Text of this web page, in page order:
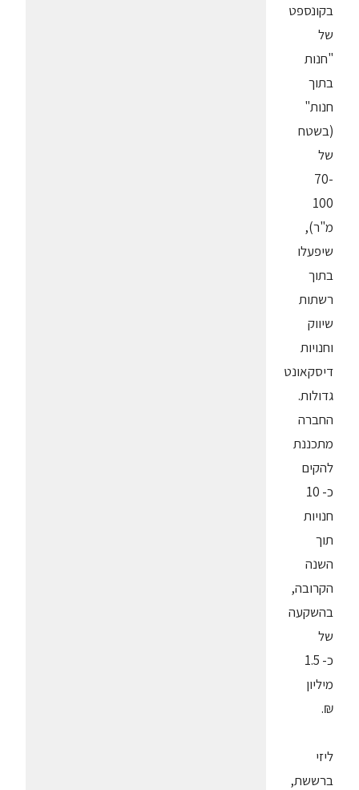
בקונספט
של
"חנות
בתוך
חנות"
(בשטח
של
70-
100
מ"ר),
שיפעלו
בתוך
רשתות
שיווק
וחנויות
דיסקאונט
גדולות.
החברה
מתכננת
להקים
כ- 10
חנויות
תוך
השנה
הקרובה,
בהשקעה
של
כ- 1.5
מיליון
₪.
ליזי
ברששת,